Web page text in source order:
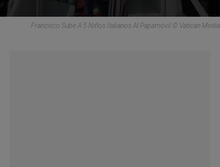
Francisco Sube A 5 Niños Italianos Al Papamóvil © Vatican Media